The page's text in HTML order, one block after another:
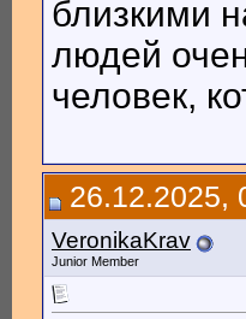
близкими
людей
человек,
26.12.2025,
VeronikaKrav
Junior Member